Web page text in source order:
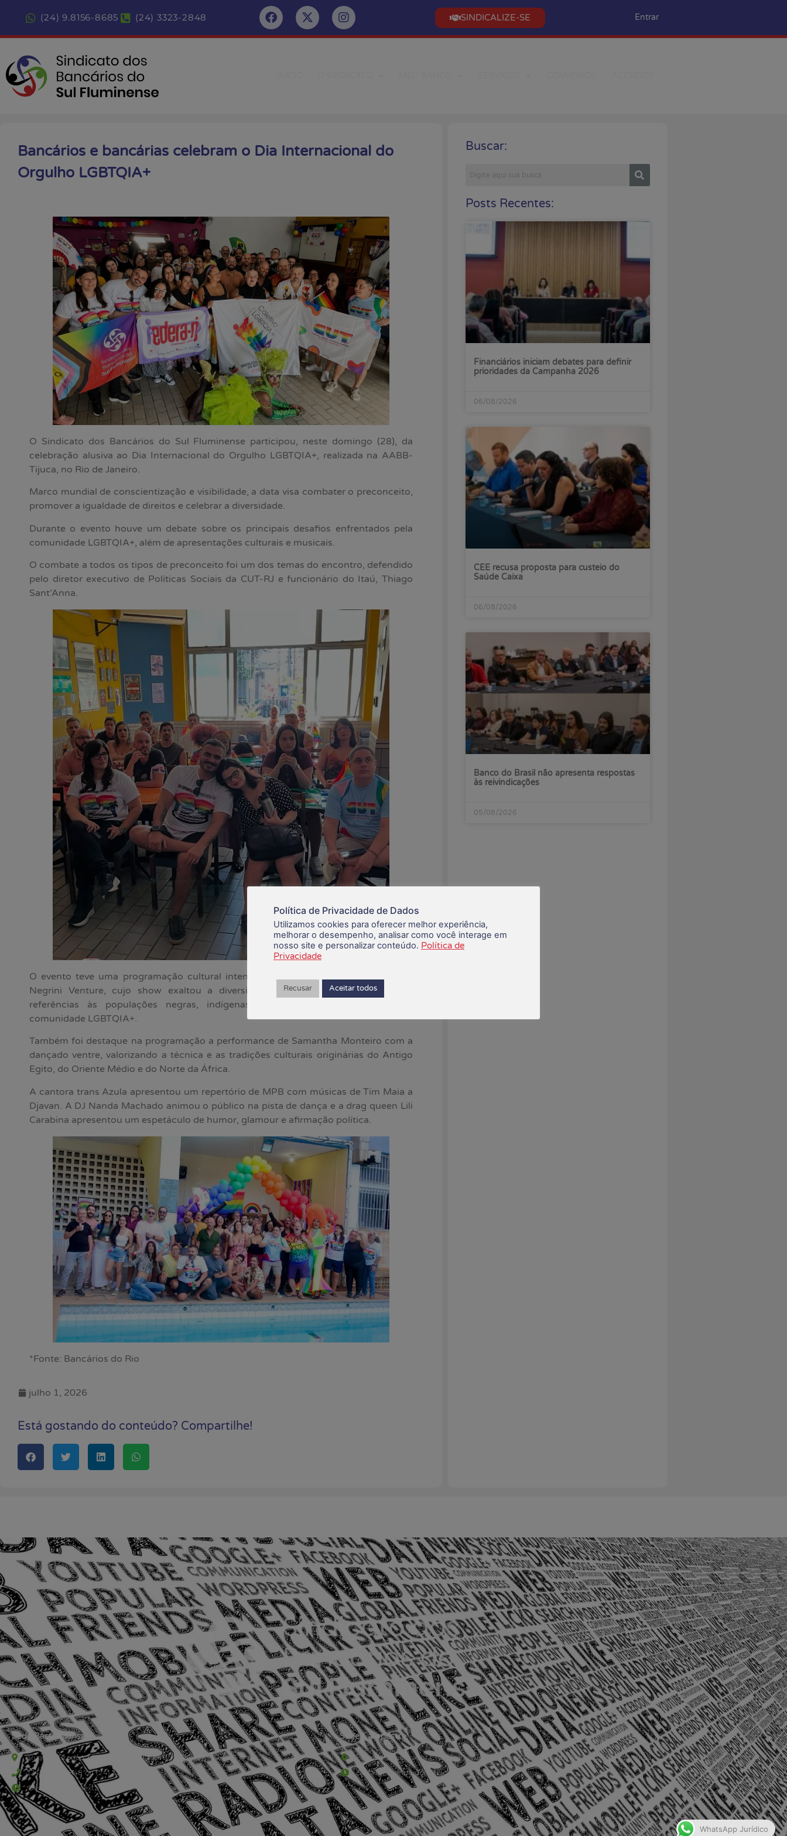
(24) 9.8156-8685 (24) 3323-2848 SINDICALIZE-SE Entrar
Bancários e bancárias celebram o Dia Internacional do
Orgulho LGBTQIA+
O Sindicato dos Bancários do Sul Fluminense participou, neste domingo (28), da
celebração alusiva ao Dia Internacional do Orgulho LGBTQIA+, realizada na AABB-
Tijuca, no Rio de Janeiro.
Marco mundial de conscientização e visibilidade, a data visa combater o preconceito,
promover a igualdade de direitos e celebrar a diversidade.
Durante o evento houve um debate sobre os principais desafios enfrentados pela
comunidade LGBTQIA+, além de apresentações culturais e musicais.
O combate a todos os tipos de preconceito foi um dos temas do encontro, defendido
pelo diretor executivo de Políticas Sociais da CUT-RJ e funcionário do Itaú, Thiago
Sant’Anna.
O evento teve uma programação cultural intensa e contou com a participação de
Negrini Venture, cujo show exaltou a diversidade do povo brasileiro, reunindo
referências às populações negras, indígenas, ciganas, caboclas, pardas e à
comunidade LGBTQIA+.
Também foi destaque na programação a performance de Samantha Monteiro com a
dançado ventre, valorizando a técnica e as tradições culturais originárias do Antigo
Egito, do Oriente Médio e do Norte da África.
A cantora trans Azula apresentou um repertório de MPB com músicas de Tim Maia a
Djavan. A DJ Nanda Machado animou o público na pista de dança e a drag queen Lili
Carabina apresentou um espetáculo de humor, glamour e afirmação política.
*Fonte: Bancários do Rio
julho 1, 2026
Está gostando do conteúdo? Compartilhe!
Buscar:
Posts Recentes:
Financiários iniciam debates para definir
prioridades da Campanha 2026
06/08/2026
CEE recusa proposta para custeio do
Saúde Caixa
06/08/2026
Banco do Brasil não apresenta respostas
às reivindicações
05/08/2026
Sede Barra Mansa
Rua Rio Branco, nº107 (2º andar), Centro - Cep: 27.330-030
(24) 3323-2848 ou (24) 3323-2500
De segunda à sexta-feira , das 9h às 17h.
Sede Campestre:
Estrada Governador Chagas Freitas – 3.780 – Colônia Santo Antônio – Barra Mansa
De terça-feira a domingo, das 9h às 17h
Política de Privacidade de Dados
Utilizamos cookies para oferecer melhor experiência,
melhorar o desempenho, analisar como você interage em
nosso site e personalizar conteúdo. Política de
Privacidade
Recusar Aceitar todos
WhatsApp Jurídico